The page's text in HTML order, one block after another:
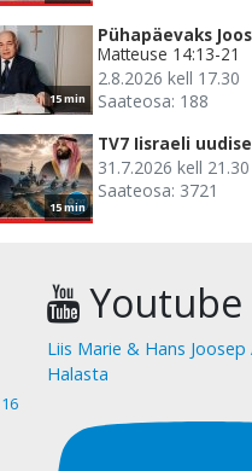
15 min
Pühapäevaks
Matteuse 14:13-21
2.8.2026 kell 17.30
Saateosa: 188
15 min
TV7 Iisraeli
31.7.2026 kell 21.30
Saateosa: 3721
16
Youtube
Liis Marie & Hans
Halasta